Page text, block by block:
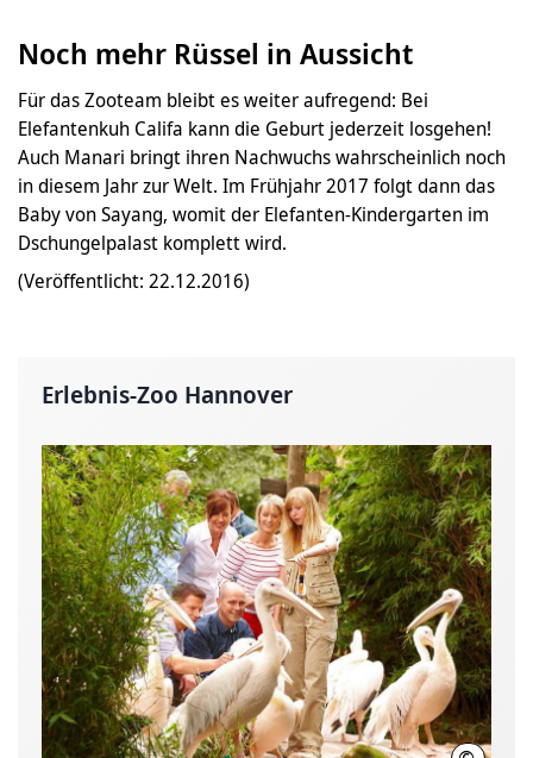
Noch mehr Rüssel in Aussicht
Für das Zooteam bleibt es weiter aufregend: Bei
Elefantenkuh Califa kann die Geburt jederzeit losgehen!
Auch Manari bringt ihren Nachwuchs wahrscheinlich noch
in diesem Jahr zur Welt. Im Frühjahr 2017 folgt dann das
Baby von Sayang, womit der Elefanten-Kindergarten im
Dschungelpalast komplett wird.
(Veröffentlicht: 22.12.2016)
Erlebnis-Zoo Hannover